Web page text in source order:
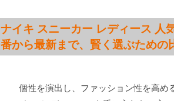
ナイキ スニーカー レディース 人
番から最新まで、賢く選ぶための
個性を演出し、ファッション性を高め